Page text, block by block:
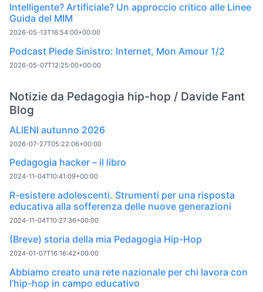
Intelligente? Artificiale? Un approccio critico alle Linee
Guida del MIM
2026-05-13T16:54:00+00:00
Podcast Piede Sinistro: Internet, Mon Amour 1/2
2026-05-07T12:25:00+00:00
Notizie da Pedagogia hip-hop / Davide Fant
Blog
ALIENI autunno 2026
2026-07-27T05:22:06+00:00
Pedagogia hacker – il libro
2024-11-04T10:41:09+00:00
R-esistere adolescenti. Strumenti per una risposta
educativa alla sofferenza delle nuove generazioni
2024-11-04T10:27:36+00:00
(Breve) storia della mia Pedagogia Hip-Hop
2024-01-07T16:16:42+00:00
Abbiamo creato una rete nazionale per chi lavora con
l’hip-hop in campo educativo